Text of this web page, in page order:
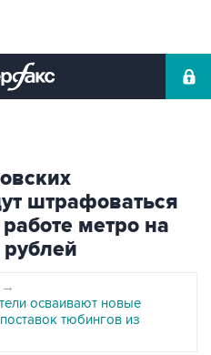
штрафоваться
метро на
→
осваивают новые
тюбингов из